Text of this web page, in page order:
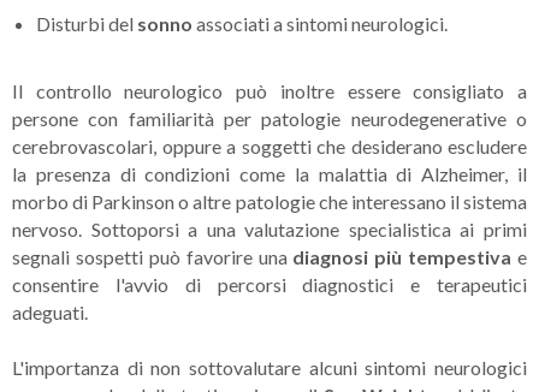
Disturbi del sonno associati a sintomi neurologici.
Il controllo neurologico può inoltre essere consigliato a
persone con familiarità per patologie neurodegenerative o
cerebrovascolari, oppure a soggetti che desiderano escludere
la presenza di condizioni come la malattia di Alzheimer, il
morbo di Parkinson o altre patologie che interessano il sistema
nervoso. Sottoporsi a una valutazione specialistica ai primi
segnali sospetti può favorire una diagnosi più tempestiva e
consentire l'avvio di percorsi diagnostici e terapeutici
adeguati.
L'importanza di non sottovalutare alcuni sintomi neurologici